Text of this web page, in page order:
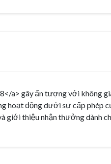
a> gây ấn tượng với không
hoạt động dưới sự cấp phép
giới thiệu nhận thưởng dành